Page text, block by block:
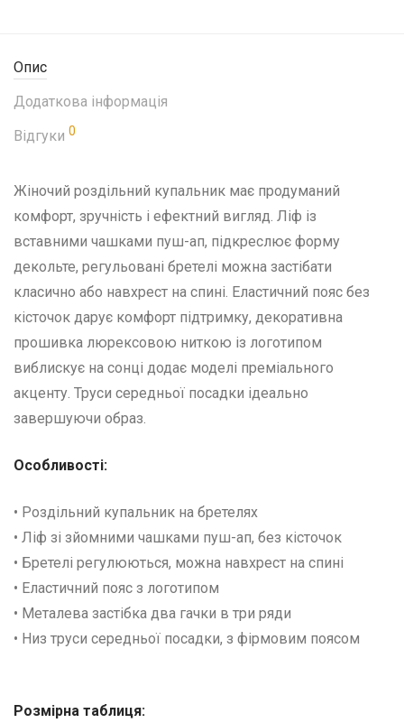
Опис
Додаткова інформація
Відгуки 0
Жіночий роздільний купальник має продуманий
комфорт, зручність і ефектний вигляд. Ліф із
вставними чашками пуш-ап, підкреслює форму
декольте, регульовані бретелі можна застібати
класично або навхрест на спині. Еластичний пояс без
кісточок дарує комфорт підтримку, декоративна
прошивка люрексовою ниткою із логотипом
виблискує на сонці додає моделі преміального
акценту. Труси середньої посадки ідеально
завершуючи образ.
Особливості:
• Роздільний купальник на бретелях
• Ліф зі зйомними чашками пуш-ап, без кісточок
• Бретелі регулюються, можна навхрест на спині
• Еластичний пояс з логотипом
• Металева застібка два гачки в три ряди
• Низ труси середньої посадки, з фірмовим поясом
Розмірна таблиця: